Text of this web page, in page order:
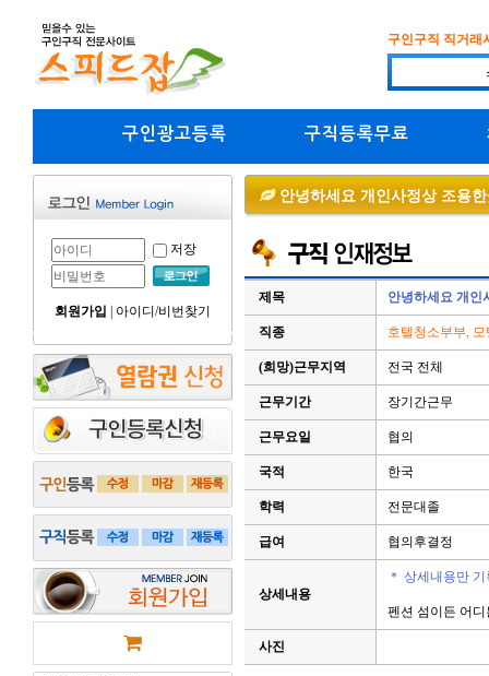
구인구직 직거래
구인광고등록 구직등록무료
저장
회원가입 아이디/비번찾기
안녕하세요 개인사정상 조용
제목 안녕하세요 개인
직종 호텔청소부부,
(희망)근무지역 전국 전체
근무기간 장기간근무
근무요일 협의
국적 한국
학력 전문대졸
급여 협의후결정
상세내용
＊ 상세내용만
펜션 섬이든 어
사진